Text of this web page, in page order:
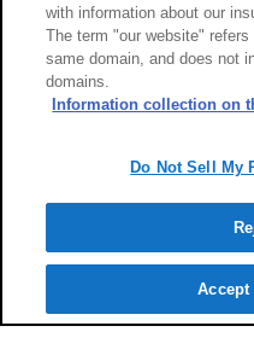
代理店に
相談予約
with information about our
The term "our website"
same domain, and does not
domains.
Information collection on
Do Not Sell My